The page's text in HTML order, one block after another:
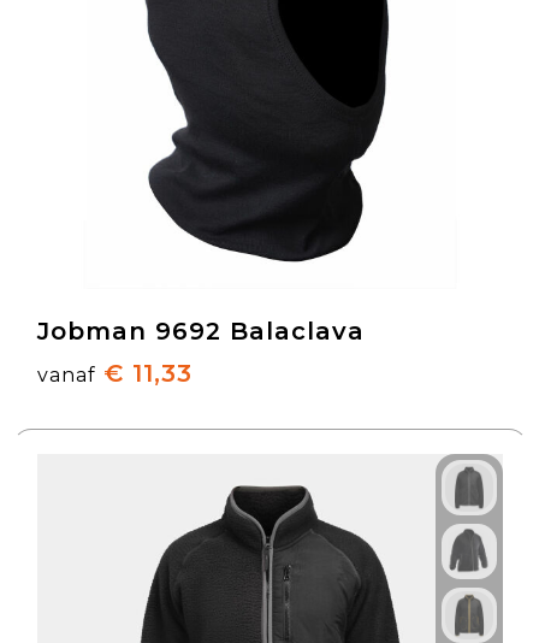
Jobman 9692 Balaclava
vanaf € 11,33